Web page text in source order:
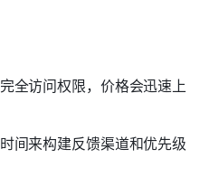
全访问权限，价格会迅速上
间来构建反馈渠道和优先级